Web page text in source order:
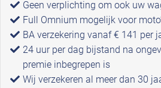
Geen verplichting om ook uw
Full Omnium mogelijk voor
BA verzekering vanaf € 141 per
24 uur per dag bijstand na
premie inbegrepen is
Wij verzekeren al meer dan 30